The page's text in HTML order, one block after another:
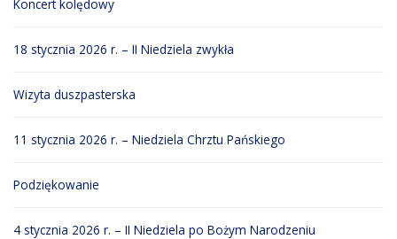
Koncert kolędowy
18 stycznia 2026 r. – II Niedziela zwykła
Wizyta duszpasterska
11 stycznia 2026 r. – Niedziela Chrztu Pańskiego
Podziękowanie
4 stycznia 2026 r. – II Niedziela po Bożym Narodzeniu